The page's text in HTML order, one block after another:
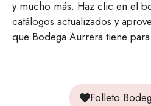
y mucho más. Haz clic en el
catálogos actualizados y
que Bodega Aurrera tiene
Folleto